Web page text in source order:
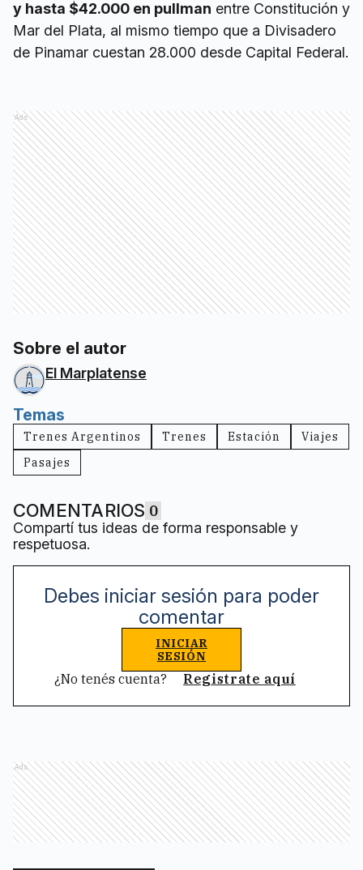
y hasta $42.000 en pullman entre Constitución y
Mar del Plata, al mismo tiempo que a Divisadero
de Pinamar cuestan 28.000 desde Capital Federal.
Ads
Sobre el autor
El Marplatense
Temas
Trenes Argentinos Trenes Estación
Viajes
Pasajes
COMENTARIOS 0
Compartí tus ideas de forma responsable y
respetuosa.
Debes iniciar sesión para poder
comentar
INICIAR
SESIÓN
¿No tenés cuenta? Registrate aquí
Ads